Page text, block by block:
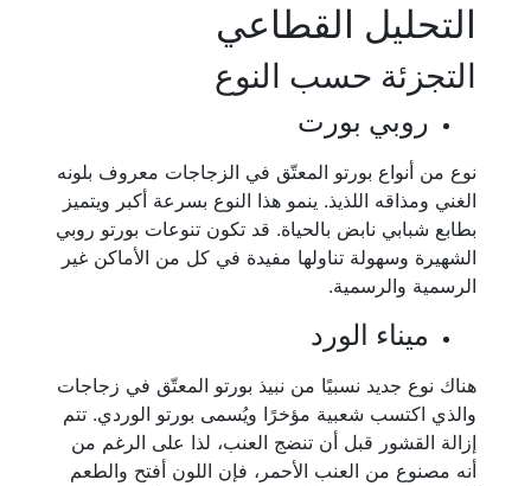
التحليل القطاعي
التجزئة حسب النوع
روبي بورت
نوع من أنواع بورتو المعتّق في الزجاجات معروف بلونه
الغني ومذاقه اللذيذ. ينمو هذا النوع بسرعة أكبر ويتميز
بطابع شبابي نابض بالحياة. قد تكون تنوعات بورتو روبي
الشهيرة وسهولة تناولها مفيدة في كل من الأماكن غير
الرسمية والرسمية.
ميناء الورد
هناك نوع جديد نسبيًا من نبيذ بورتو المعتّق في زجاجات
والذي اكتسب شعبية مؤخرًا ويُسمى بورتو الوردي. تتم
إزالة القشور قبل أن تنضج العنب، لذا على الرغم من
أنه مصنوع من العنب الأحمر، فإن اللون أفتح والطعم